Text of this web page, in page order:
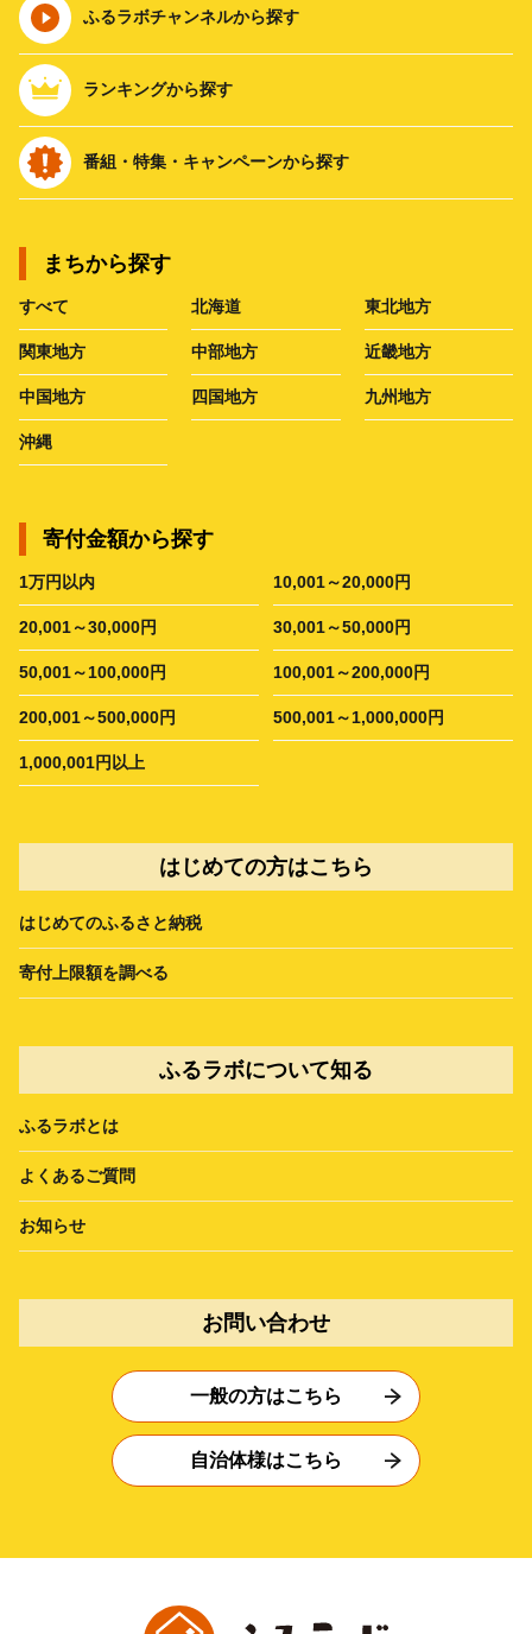
ふるラボチャンネルから探す
ランキングから探す
番組・特集・キャンペーンから探す
まちから探す
すべて 北海道 東北地方
関東地方 中部地方 近畿地方
中国地方 四国地方 九州地方
沖縄
寄付金額から探す
1万円以内 10,001～20,000円
20,001～30,000円 30,001～50,000円
50,001～100,000円 100,001～200,000円
200,001～500,000円 500,001～1,000,000円
1,000,001円以上
はじめての方はこちら
はじめてのふるさと納税
寄付上限額を調べる
ふるラボについて知る
ふるラボとは
よくあるご質問
お知らせ
お問い合わせ
一般の方はこちら
自治体様はこちら